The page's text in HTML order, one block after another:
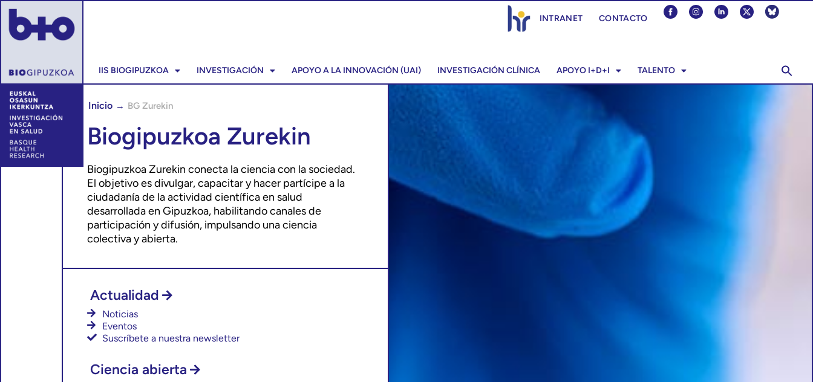
INTRANET CONTACTO
IIS BIOGIPUZKOA INVESTIGACIÓN APOYO A LA INNOVACIÓN (UAI) INVESTIGACIÓN CLÍNICA APOYO I+D+I TALENTO
Inicio → BG Zurekin
Biogipuzkoa Zurekin
Biogipuzkoa Zurekin conecta la ciencia con la sociedad.
El objetivo es divulgar, capacitar y hacer partícipe a la
ciudadanía de la actividad científica en salud
desarrollada en Gipuzkoa, habilitando canales de
participación y difusión, impulsando una ciencia
colectiva y abierta.
Actualidad
Noticias
Eventos
Suscríbete a nuestra newsletter
Ciencia abierta